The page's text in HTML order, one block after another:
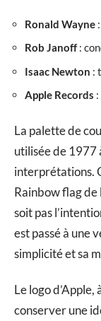
Ronald Wayne
Rob Janoff:
Isaac Newton :
Apple Records
La palette de
utilisée de 1977
interprétations.
Rainbow flag de
soit pas
est passé à une
simplicité et sa
Le logo
conserver une